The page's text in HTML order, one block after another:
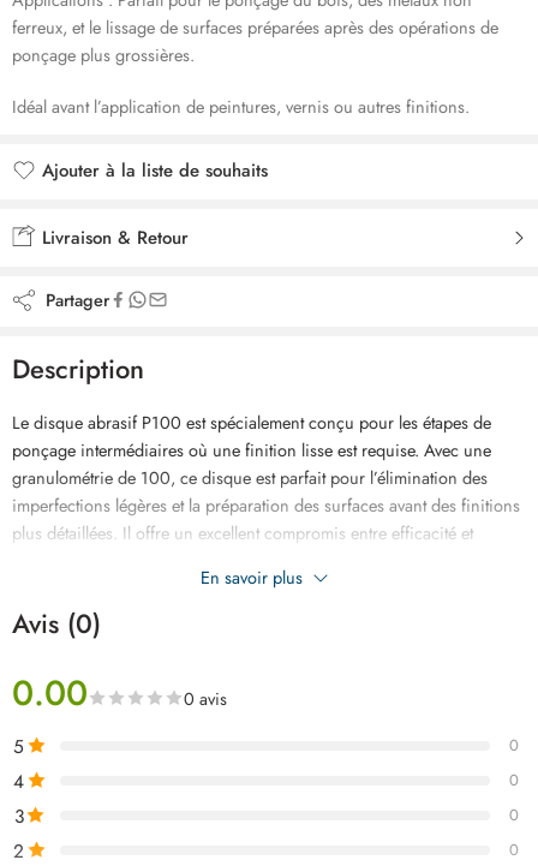
ferreux, et le lissage de surfaces préparées après des opérations de
ponçage plus grossières.
Idéal avant l’application de peintures, vernis ou autres finitions.
Ajouter à la liste de souhaits
Livraison & Retour
Partager
Description
Le disque abrasif P100 est spécialement conçu pour les étapes de
ponçage intermédiaires où une finition lisse est requise. Avec une
granulométrie de 100, ce disque est parfait pour l’élimination des
imperfections légères et la préparation des surfaces avant des finitions
plus détaillées. Il offre un excellent compromis entre efficacité et
une surface uniforme et bien préparée.
En savoir plus
Avis (0)
0.00 0 avis
5 0
4 0
3 0
2 0